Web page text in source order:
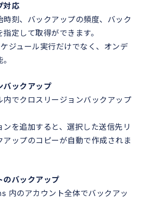
対応
時刻、バックアップの頻度、バック
定して取得ができます。
ジュール実行だけでなく、オンデ
バックアップ
内でクロスリージョンバックアップ
ンを追加すると、選択した送信先リ
アップのコピーが自動で作成されま
のバックアップ
内のアカウント全体でバックアッ